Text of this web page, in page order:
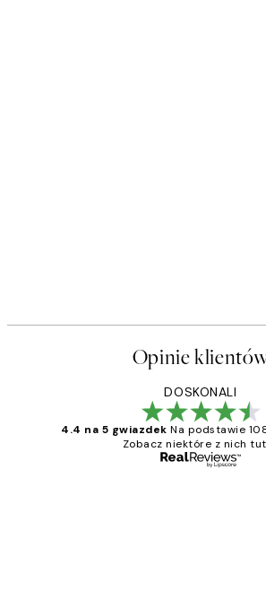
Opinie
DOSKONALI
4.4 na 5 gwiazdek Na podstawie
Zobacz niektóre z nich